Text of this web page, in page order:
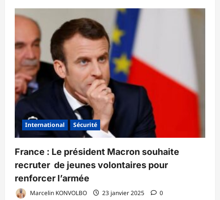
sur
Bolivie
:
Tragique
accident
d’autocar
fait
au
moins
30
morts
International Sécurité
France : Le président Macron souhaite
recruter de jeunes volontaires pour
renforcer l’armée
Marcelin KONVOLBO 23 janvier 2025 0